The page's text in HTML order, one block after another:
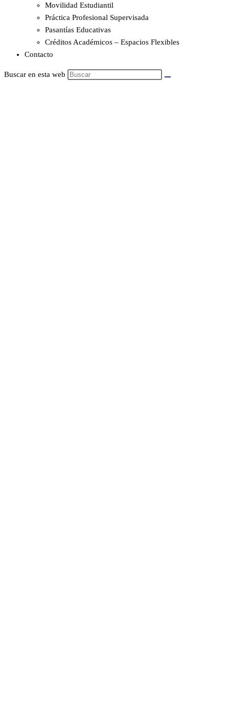
Movilidad Estudiantil
Práctica Profesional Supervisada
Pasantías Educativas
Créditos Académicos – Espacios Flexibles
Contacto
Buscar en esta web